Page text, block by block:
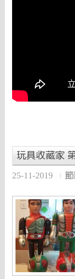
玩具收藏家
25-11-2019 節